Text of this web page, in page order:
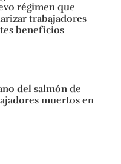
régimen que
trabajadores
beneficios
del salmón de
muertos en